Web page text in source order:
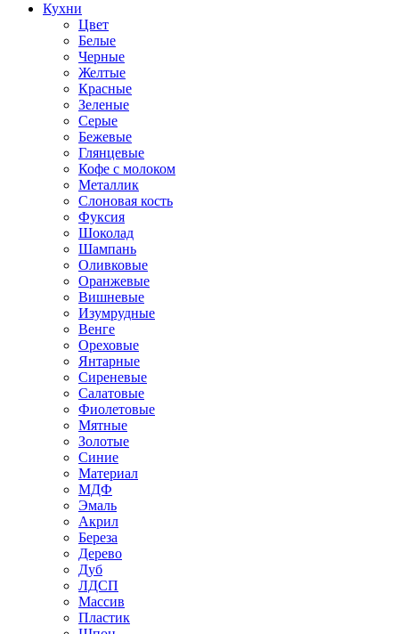
Кухни
Цвет
Белые
Черные
Желтые
Красные
Зеленые
Серые
Бежевые
Глянцевые
Кофе с молоком
Металлик
Слоновая кость
Фуксия
Шоколад
Шампань
Оливковые
Оранжевые
Вишневые
Изумрудные
Венге
Ореховые
Янтарные
Сиреневые
Салатовые
Фиолетовые
Мятные
Золотые
Синие
Материал
МДФ
Эмаль
Акрил
Береза
Дерево
Дуб
ЛДСП
Массив
Пластик